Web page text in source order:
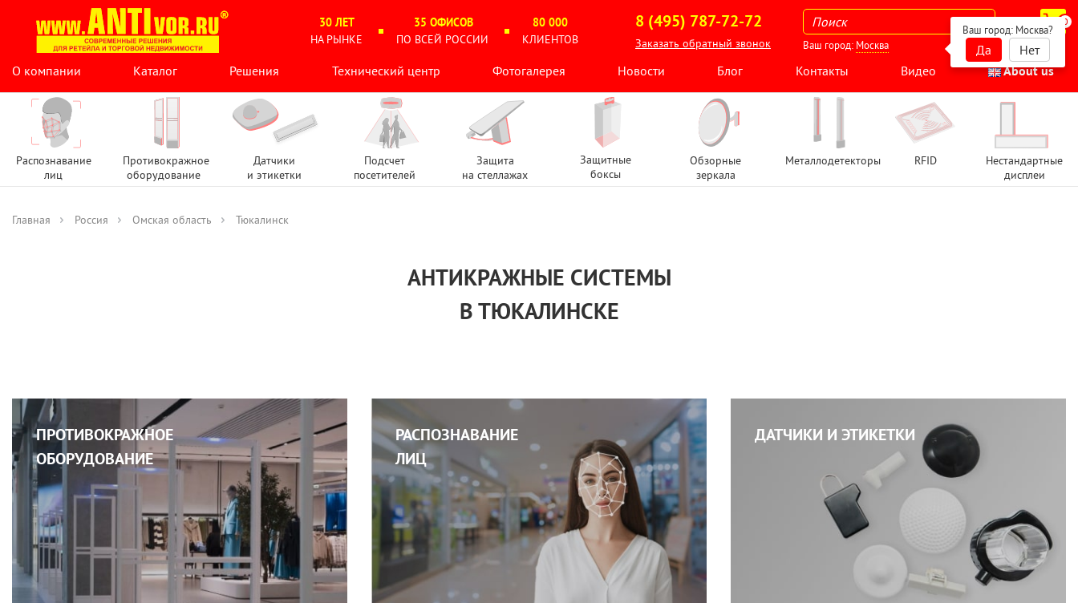
30 ЛЕТ
НА РЫНКЕ
35 ОФИСОВ
ПО ВСЕЙ РОССИИ
80 000
КЛИЕНТОВ
8 (495) 787-72-72
Заказать обратный звонок
0
Ваш город: Москва
Ваш город: Москва?
Да
Нет
О компании
Каталог Решения Технический центр Фотогалерея Новости Блог Контакты Видео About us
Распознавание
лиц
Противокражное
оборудование
Датчики
и этикетки
Подсчет
посетителей
Защита
на стеллажах
Защитные
боксы
Обзорные
зеркала
Металлодетекторы RFID
Нестандартные
дисплеи
Главная Россия Омская область Тюкалинск
АНТИКРАЖНЫЕ СИСТЕМЫ
В ТЮКАЛИНСКЕ
ПРОТИВОКРАЖНОЕ
ОБОРУДОВАНИЕ
РАСПОЗНАВАНИЕ
ЛИЦ
ДАТЧИКИ И ЭТИКЕТКИ